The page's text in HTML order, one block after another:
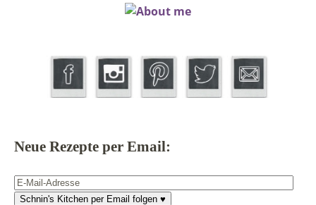
Neue Rezepte per Email:
E-
Mail-
Schnin's Kitchen per Email folgen ♥